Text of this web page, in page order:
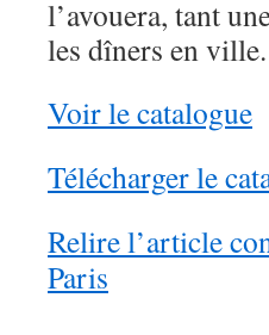
l’avouera, tant
les dîners en ville.
Voir le catalogue
Télécharger le
Relire l’article
Paris